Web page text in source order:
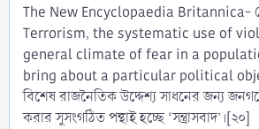
The New Encyclopaedia Britannica-
Terrorism, the systematic use of
general climate of fear in a
bring about a particular political
বিশেষ রাজনৈতিক উদ্দেশ্য সাধনের জন্য
করার সুসংগঠিত পন্থাই হচ্ছে ‘সন্ত্রাসবাদ’।[২০]